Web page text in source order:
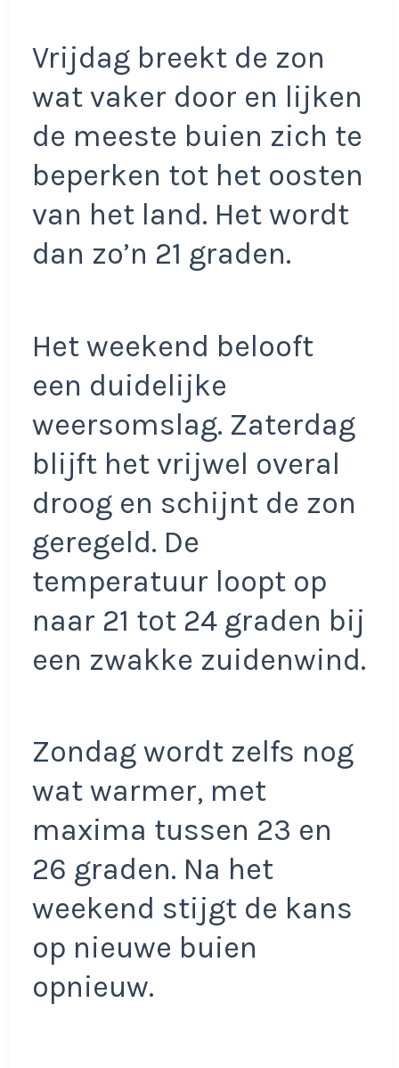
Vrijdag breekt de zon
wat vaker door en lijken
de meeste buien zich te
beperken tot het oosten
van het land. Het wordt
dan zo’n 21 graden.
Het weekend belooft
een duidelijke
weersomslag. Zaterdag
blijft het vrijwel overal
droog en schijnt de zon
geregeld. De
temperatuur loopt op
naar 21 tot 24 graden bij
een zwakke zuidenwind.
Zondag wordt zelfs nog
wat warmer, met
maxima tussen 23 en
26 graden. Na het
weekend stijgt de kans
op nieuwe buien
opnieuw.